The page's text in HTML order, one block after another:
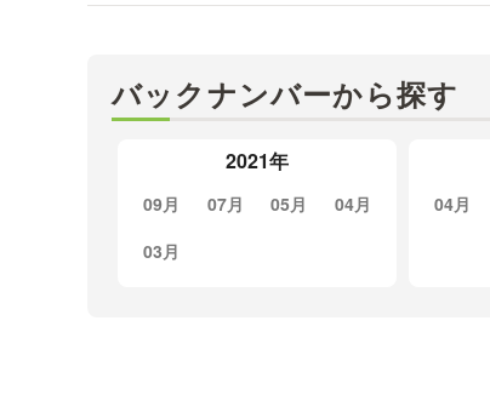
バックナンバーから探す
2021年
09月 07月 05月
04月
03月
04月